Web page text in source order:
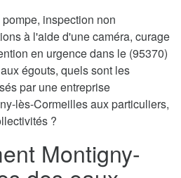
inspection non
à l'aide d'une caméra, curage
en urgence dans le (95370)
égouts, quels sont les
par une entreprise
lès-Cormeilles aux particuliers,
?
Montigny-